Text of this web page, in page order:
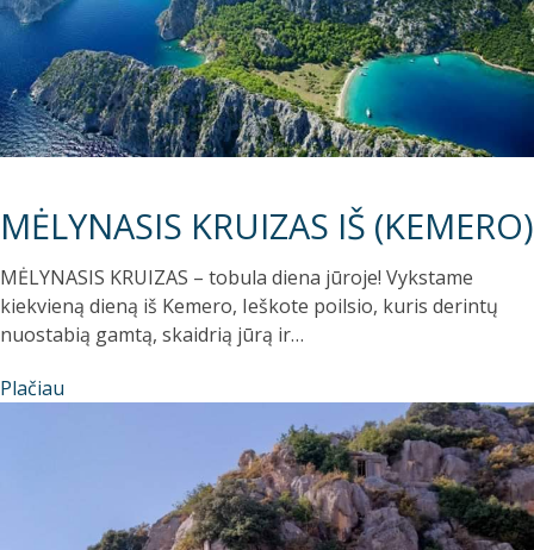
MĖLYNASIS KRUIZAS IŠ (KEMERO)
MĖLYNASIS KRUIZAS – tobula diena jūroje! Vykstame
kiekvieną dieną iš Kemero, Ieškote poilsio, kuris derintų
nuostabią gamtą, skaidrią jūrą ir…
Plačiau